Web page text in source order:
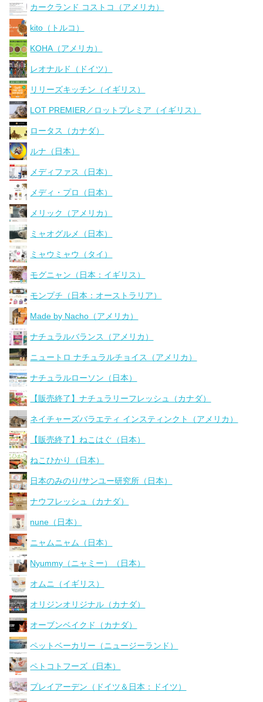
カークランド コストコ（アメリカ）
kito（トルコ）
KOHA（アメリカ）
レオナルド（ドイツ）
リリーズキッチン（イギリス）
LOT PREMIER／ロットプレミア（イギリス）
ロータス（カナダ）
ルナ（日本）
メディファス（日本）
メディ・プロ（日本）
メリック（アメリカ）
ミャオグルメ（日本）
ミャウミャウ（タイ）
モグニャン（日本：イギリス）
モンプチ（日本：オーストラリア）
Made by Nacho（アメリカ）
ナチュラルバランス（アメリカ）
ニュートロ ナチュラルチョイス（アメリカ）
ナチュラルローソン（日本）
【販売終了】ナチュラリーフレッシュ（カナダ）
ネイチャーズバラエティ インスティンクト（アメリカ）
【販売終了】ねこはぐ（日本）
ねこひかり（日本）
日本のみのり/サンユー研究所（日本）
ナウフレッシュ（カナダ）
nune（日本）
ニャムニャム（日本）
Nyummy（ニャミー）（日本）
オムニ（イギリス）
オリジンオリジナル（カナダ）
オーブンベイクド（カナダ）
ペットベーカリー（ニュージーランド）
ペトコトフーズ（日本）
プレイアーデン（ドイツ＆日本：ドイツ）